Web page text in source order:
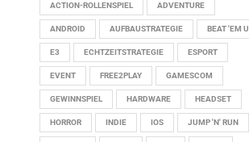
ACTION-ROLLENSPIEL ADVENTURE
ANDROID AUFBAUSTRATEGIE BEAT 'EM
E3 ECHTZEITSTRATEGIE ESPORT
EVENT FREE2PLAY GAMESCOM
GEWINNSPIEL HARDWARE HEADSET
HORROR INDIE IOS JUMP 'N' RUN